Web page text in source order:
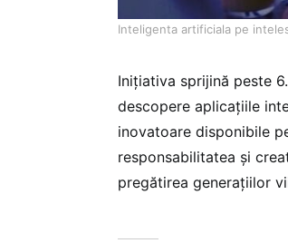
Inteligenta artificiala pe
Inițiativa sprijină peste
descopere aplicațiile
inovatoare disponibile
responsabilitatea și
pregătirea generațiilor